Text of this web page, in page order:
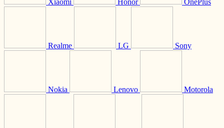
Xiaomi Honor OnePlus
Realme LG Sony
Nokia Lenovo Motorola